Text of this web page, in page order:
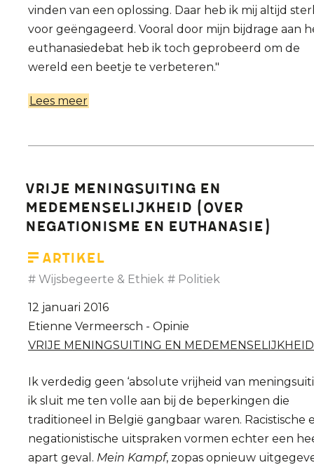
vinden van een oplossing. Daar heb ik mij altijd
voor geëngageerd. Vooral door mijn bijdrage aan
euthanasiedebat heb ik toch geprobeerd om de
wereld een beetje te verbeteren."
Lees meer
Etienne
Vermeersch
bekampen
elkaar
eerst
in
een
Vrije meningsuiting en
medemenselijkheid (over
negationisme en euthanasie)
Artikel
Wijsbegeerte & Ethiek Politiek
12 januari 2016
Etienne Vermeersch - Opinie
VRIJE MENINGSUITING EN MEDEMENSELIJKHEID
Ik verdedig geen ‘absolute vrijheid van
ik sluit me ten volle aan bij de beperkingen die
traditioneel in België gangbaar waren. Racistische
negationistische uitspraken vormen echter een
apart geval. Mein Kampf, zopas opnieuw